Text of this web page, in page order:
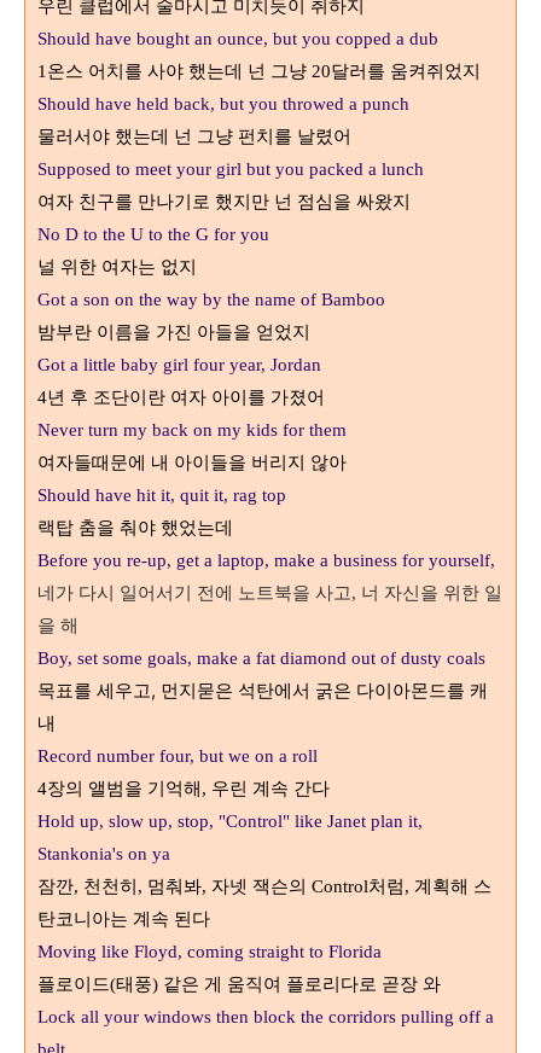
우린 클럽에서 술마시고 미치듯이 취하지
Should have bought an ounce, but you copped a dub
1 온스 어치를 사야 했는데 넌 그냥 20달러를 움켜쥐었지
Should have held back, but you throwed a punch
물러서야 했는데 넌 그냥 펀치를 날렸어
Supposed to meet your girl but you packed a lunch
여자 친구를 만나기로 했지만 넌 점심을 싸왔지
No D to the U to the G for you
널 위한 여자는 없지
Got a son on the way by the name of Bamboo
밤부란 이름을 가진 아들을 얻었지
Got a little baby girl four year, Jordan
4년 후 조단이란 여자 아이를 가졌어
Never turn my back on my kids for them
여자들때문에 내 아이들을 버리지 않아
Should have hit it, quit it, rag top
랙탑 춤을 춰야 했었는데
Before you re-up, get a laptop, make a business for yourself,
네가 다시 일어서기 전에 노트북을 사고, 너 자신을 위한 일
을 해
Boy, set some goals, make a fat diamond out of dusty coals
목표를 세우고, 먼지묻은 석탄에서 굵은 다이아몬드를 캐
내
Record number four, but we on a roll
4장의 앨범을 기억해, 우린 계속 간다
Hold up, slow up, stop, "Control" like Janet plan it,
Stankonia's on ya
잠깐, 천천히, 멈춰봐, 자넷 잭슨의 Control처럼, 계획해 스
탄코니아는 계속 된다
Moving like Floyd, coming straight to Florida
플로이드(태풍) 같은 게 움직여 플로리다로 곧장 와
Lock all your windows then block the corridors pulling off a